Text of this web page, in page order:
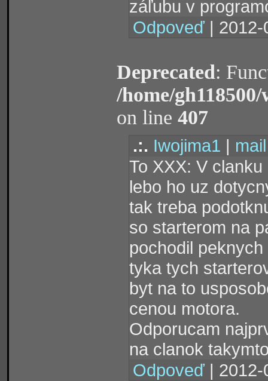
záľubu v
Odpoveď |
Deprecated:
/home/
on line 407
.:. Iwojima1 | mail
To XXX: V
lebo ho uz
tak treba
so starterom na
pochodil
tyka tych
byt na to
cenou motora.
Odporucam
na clanok
Odpoveď |